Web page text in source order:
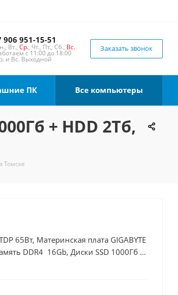
906 951-15-51
Вт., Ср., Чт., Пт., Сб., Вс.
с 11:00 до 18:00
и Вс. Выходной
Заказать звонок
ПК Все компьютеры
+ HDD 2Тб,
Томске
65Вт, Материнская плата GIGABYTE
DDR4 16Gb, Диски SSD 1000Гб +